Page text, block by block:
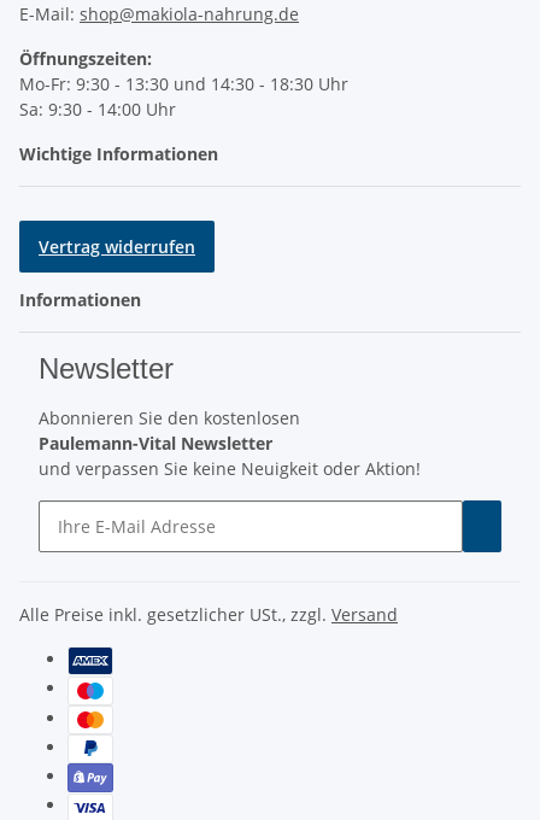
E-Mail: shop@makiola-nahrung.de
Öffnungszeiten:
Mo-Fr: 9:30 - 13:30 und 14:30 - 18:30 Uhr
Sa: 9:30 - 14:00 Uhr
Wichtige Informationen
Vertrag widerrufen
Informationen
Newsletter
Abonnieren Sie den kostenlosen
Paulemann-Vital Newsletter
und verpassen Sie keine Neuigkeit oder Aktion!
Alle Preise inkl. gesetzlicher USt., zzgl. Versand